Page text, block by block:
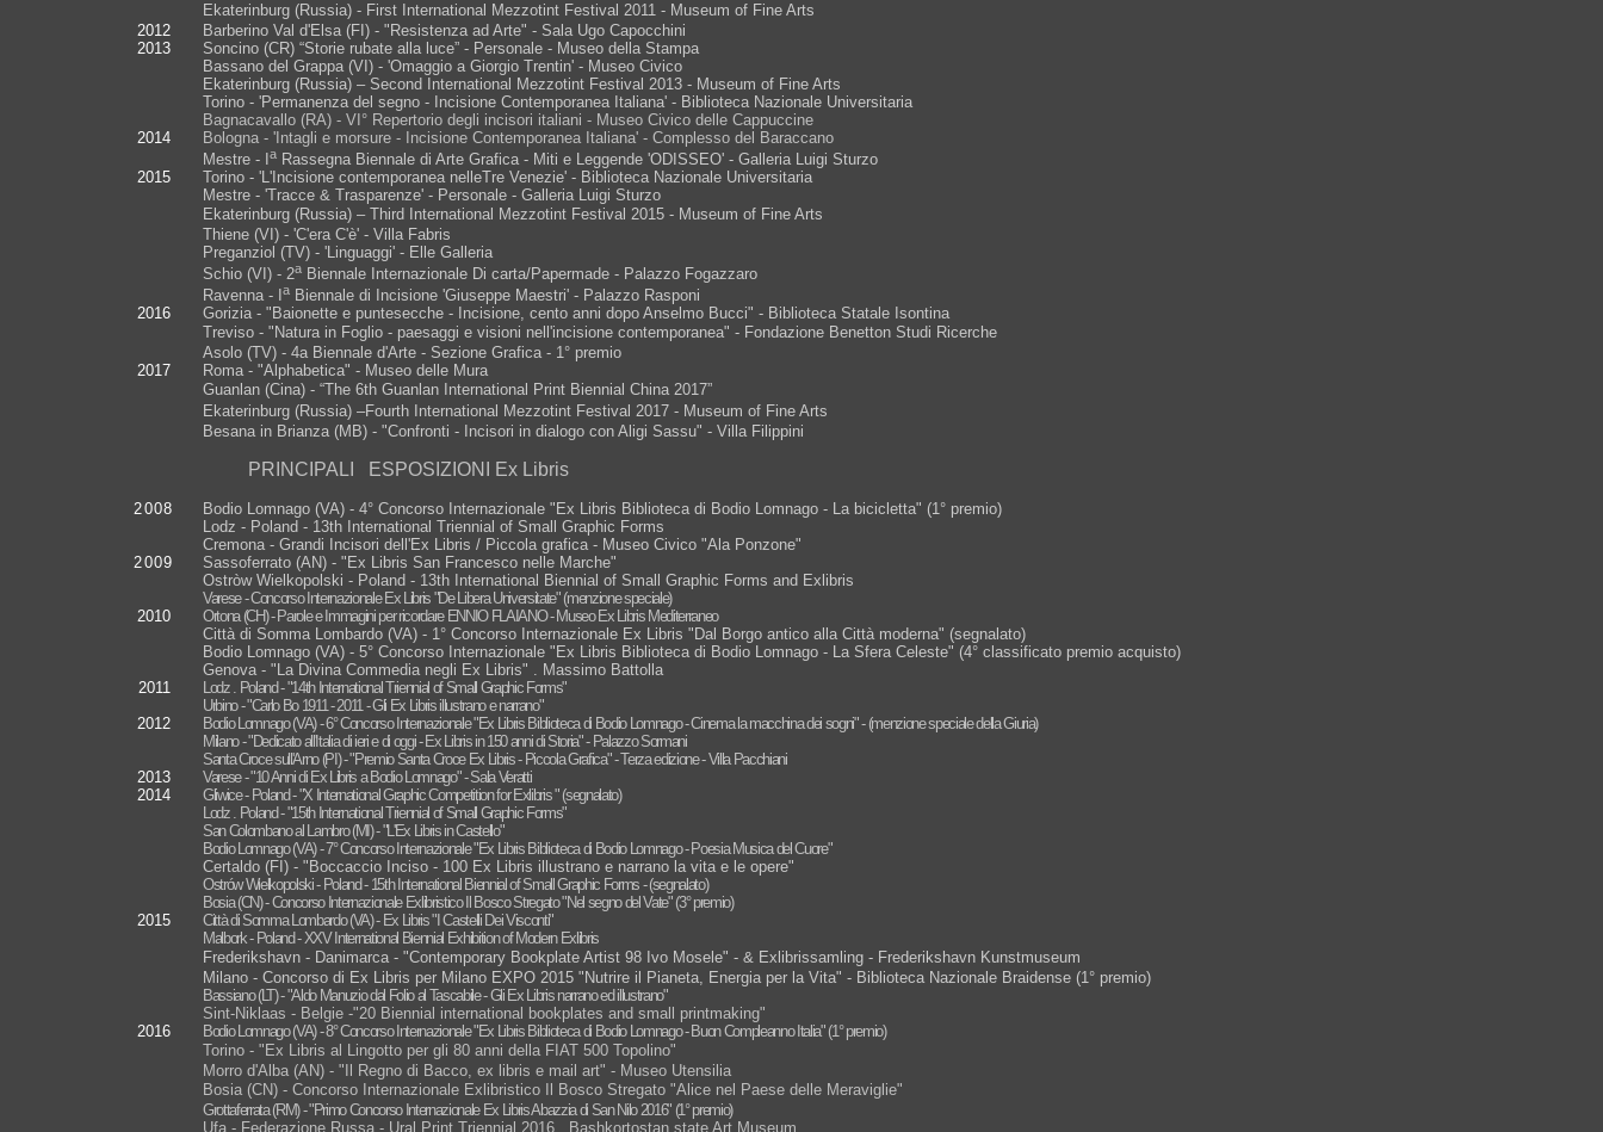
Ekaterinburg (Russia) - First International Mezzotint Festival 2011 - Museum of Fine Arts
2012
Barberino Val d'Elsa (FI) - "Resistenza ad Arte" - Sala Ugo Capocchini
2013
Soncino (CR) “Storie rubate alla luce” - Personale - Museo della Stampa
Bassano del Grappa (VI) - 'Omaggio a Giorgio Trentin' - Museo Civico
Ekaterinburg (Russia) – Second International Mezzotint Festival 2013 - Museum of Fine Arts
Torino - 'Permanenza del segno - Incisione Contemporanea Italiana' - Biblioteca Nazionale Universitaria
Bagnacavallo (RA) - VI° Repertorio degli incisori italiani - Museo Civico delle Cappuccine
2014
Bologna - 'Intagli e morsure - Incisione Contemporanea Italiana' - Complesso del Baraccano
Mestre - I
a Rassegna Biennale di Arte Grafica - Miti e Leggende 'ODISSEO' - Galleria Luigi Sturzo
2015
Torino - 'L'Incisione contemporanea nelleTre Venezie' - Biblioteca Nazionale Universitaria
Mestre - 'Tracce & Trasparenze' - Personale - Galleria Luigi Sturzo
Ekaterinburg (Russia) – Third International Mezzotint Festival 2015 - Museum of Fine Arts
Thiene (VI) - 'C'era C'è' - Villa Fabris
Preganziol (TV) - 'Linguaggi' - Elle Galleria
Schio (VI) - 2a Biennale Internazionale Di carta/Papermade - Palazzo Fogazzaro
Ravenna -
a Biennale di Incisione 'Giuseppe Maestri' - Palazzo Rasponi
2016
Gorizia - "Baionette e puntesecche - Incisione, cento anni dopo Anselmo Bucci" - Biblioteca Statale Isontina
Treviso - "Natura in Foglio - paesaggi e visioni nell'incisione contemporanea" - Fondazione Benetton Studi Ricerche
Asolo (TV) - 4a Biennale d'Arte - Sezione Grafica - 1° premio
2017
Roma - "Alphabetica" - Museo delle Mura
Guanlan (Cina) - “The 6th Guanlan International Print Biennial China 2017”
Ekaterinburg (Russia) –Fourth International Mezzotint Festival 2017 - Museum of Fine Arts
Besana in Brianza (MB) - "Confronti - Incisori in dialogo con Aligi Sassu" - Villa Filippini
PRINCIPALI ESPOSIZIONI Ex Libris
2008
Bodio Lomnago (VA) - 4° Concorso Internazionale "Ex Libris Biblioteca di Bodio Lomnago - La bicicletta" (1° premio)
Lodz - Poland - 13th International Triennial of Small Graphic Forms
Cremona - Grandi Incisori dell'Ex Libris / Piccola grafica - Museo Civico "Ala Ponzone"
2009
Sassoferrato (AN) - "Ex Libris San Francesco nelle Marche"
Ostròw Wielkopolski - Poland - 13th International Biennial of Small Graphic Forms and Exlibris
Varese - Concorso Internazionale Ex Libris "De Libera Universitate" (menzione speciale)
2010
Ortona (CH) - Parole e Immagini per ricordare ENNIO FLAIANO - Museo Ex Libris Mediterraneo
Città di Somma Lombardo (VA) - 1° Concorso Internazionale Ex Libris "Dal Borgo antico alla Città moderna" (segnalato)
Bodio Lomnago (VA) - 5° Concorso Internazionale "Ex Libris Biblioteca di Bodio Lomnago - La Sfera Celeste" (4° classificato premio acquisto)
Genova - "La Divina Commedia negli Ex Libris" . Massimo Battolla
2011
Lodz . Poland - "14th International Triennial of Small Graphic Forms"
Urbino - "Carlo Bo 1911 - 2011 - Gli Ex Libris illustrano e narrano"
2012
Bodio Lomnago (VA) - 6° Concorso Internazionale "Ex Libris Biblioteca di Bodio Lomnago - Cinema la macchina dei sogni" - (menzione speciale della Giuria)
Milano - "Dedicato all'Italia di ieri e di oggi - Ex Libris in 150 anni di Storia" - Palazzo Sormani
Santa Croce sull'Arno (PI) - "Premio Santa Croce Ex Libris - Piccola Grafica" - Terza edizione - Villa Pacchiani
2013
Varese - "10 Anni di Ex Libris a Bodio Lomnago" - Sala Veratti
2014
Gliwice - Poland - "X International Graphic Competition for Exlibris " (segnalato)
Lodz . Poland - "15th International Triennial of Small Graphic Forms"
San Colombano al Lambro (MI) - "L'Ex Libris in Castello"
Bodio Lomnago (VA) - 7° Concorso Internazionale "Ex Libris Biblioteca di Bodio Lomnago - Poesia Musica del Cuore"
Certaldo (FI) - "Boccaccio Inciso - 100 Ex Libris illustrano e narrano la vita e le opere"
Ostrów Wielkopolski - Poland - 15th International Biennial of Small Graphic Forms - (segnalato)
Bosia (CN) - Concorso Internazionale Exlibristico Il Bosco Stregato "Nel segno del Vate" (3° premio)
2015
Città di Somma Lombardo (VA) - Ex Libris "I Castelli Dei Visconti"
Malbork - Poland - XXV International Biennial Exhibition of Modern Exlibris
Frederikshavn - Danimarca - "Contemporary Bookplate Artist 98 Ivo Mosele" - & Exlibrissamling - Frederikshavn Kunstmuseum
Milano - Concorso di Ex Libris per Milano EXPO 2015 "Nutrire il Pianeta, Energia per la Vita" - Biblioteca Nazionale Braidense (1° premio)
Bassiano (LT) - "Aldo Manuzio dal Folio al Tascabile - Gli Ex Libris narrano ed illustrano"
Sint-Niklaas - Belgie -"20 Biennial international bookplates and small printmaking"
2016
Bodio Lomnago (VA) - 8° Concorso Internazionale "Ex Libris Biblioteca di Bodio Lomnago - Buon Compleanno Italia" (1° premio)
Torino - "Ex Libris al Lingotto per gli 80 anni della FIAT 500 Topolino"
Morro d'Alba (AN) - "Il Regno di Bacco, ex libris e mail art" - Museo Utensilia
Bosia (CN) - Concorso Internazionale Exlibristico Il Bosco Stregato "Alice nel Paese delle Meraviglie"
Grottaferrata (RM) - "Primo Concorso Internazionale Ex Libris Abazzia di San Nilo 2016" (1° premio)
Ufa - Federazione Russa - Ural Print Triennial 2016 . Bashkortostan state Art Museum